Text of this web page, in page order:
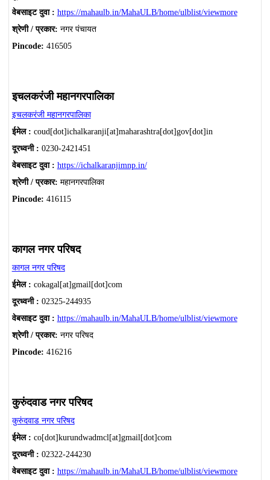
वेबसाइट दुवा : https://mahaulb.in/MahaULB/home/ulblist/viewmore
श्रेणी / प्रकार: नगर पंचायत
Pincode: 416505
इचलकरंजी महानगरपालिका
इचलकरंजी महानगरपालिका
ईमेल : coud[dot]ichalkaranji[at]maharashtra[dot]gov[dot]in
दूरध्वनी : 0230-2421451
वेबसाइट दुवा : https://ichalkaranjimnp.in/
श्रेणी / प्रकार: महानगरपालिका
Pincode: 416115
कागल नगर परिषद
कागल नगर परिषद
ईमेल : cokagal[at]gmail[dot]com
दूरध्वनी : 02325-244935
वेबसाइट दुवा : https://mahaulb.in/MahaULB/home/ulblist/viewmore
श्रेणी / प्रकार: नगर परिषद
Pincode: 416216
कुरुंदवाड नगर परिषद
कुरुंदवाड नगर परिषद
ईमेल : co[dot]kurundwadmcl[at]gmail[dot]com
दूरध्वनी : 02322-244230
वेबसाइट दुवा : https://mahaulb.in/MahaULB/home/ulblist/viewmore